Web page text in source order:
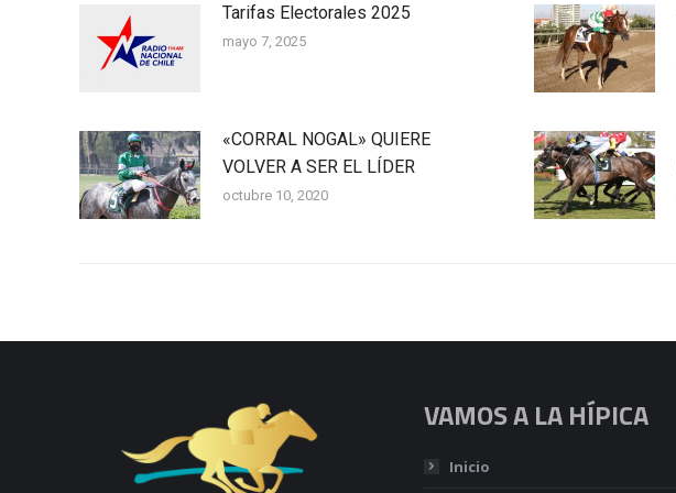
Tarifas Electorales 2025
mayo 7, 2025
«CORRAL NOGAL» QUIERE
VOLVER A SER EL LÍDER
octubre 10, 2020
VAMOS A LA HÍPICA
Inicio